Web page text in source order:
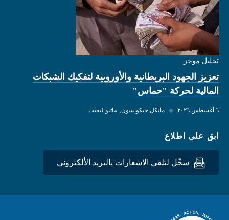
تحليل موجز
تعزيز الجهود البريطانية والأوروبية لتفكيك الشبكات
المالية لحركة "حماس"
٦ أغسطس ٢٠٢٦ ◆ مايكل جيكوبسون ماثيو ليفيت
ابق على اطلاع
سجِّل لتلقي الاشعارات بالبريد الألكتروني